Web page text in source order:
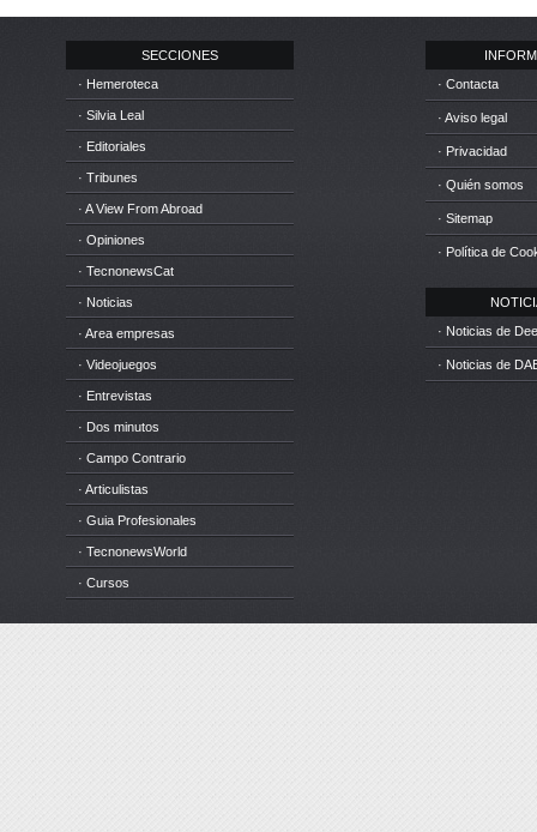
SECCIONES
· Hemeroteca
· Silvia Leal
· Editoriales
· Tribunes
· A View From Abroad
· Opiniones
· TecnonewsCat
· Noticias
· Area empresas
· Videojuegos
· Entrevistas
· Dos minutos
· Campo Contrario
· Articulistas
· Guia Profesionales
· TecnonewsWorld
· Cursos
· Contacta
· Aviso legal
· Privacidad
· Quién somos
· Sitemap
· Política de
· Noticias de
· Noticias de